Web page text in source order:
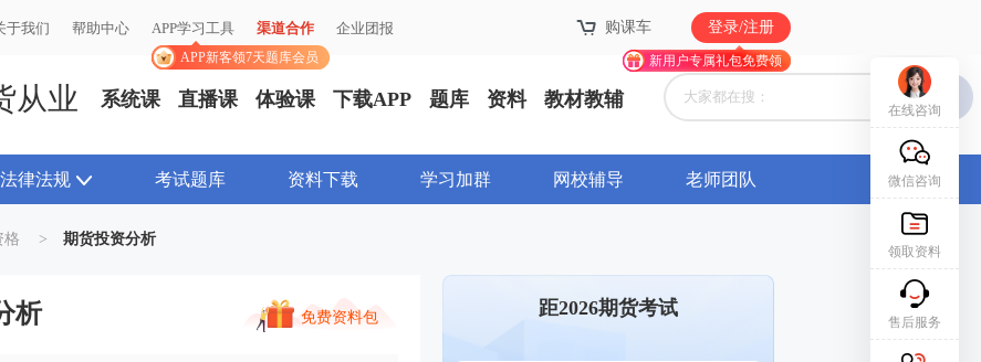
于我们 帮助中心 APP学习工具
APP新客领7天题库会员
渠道合作 企业团报 购课车 登录/注册
新用户专属礼包免费领
于我们 帮助中心 APP学习工具
APP新客领7天题库会员
渠道合作 企业团报 购课车 登录/注册
新用户专属礼包免费领
从业 系统课 直播课 体验课 下载APP 题库 资料 教材教辅
法律法规 考试题库 资料下载 学习加群 网校辅导 老师团队
格 > 期货投资分析
析 免费资料包 距2026期货考试
在线咨询
微信咨询
领取资料
售后服务